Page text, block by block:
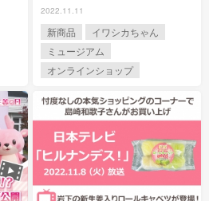
2022.11.11
新商品
イワシカちゃん
ミュージアム
オンラインショップ